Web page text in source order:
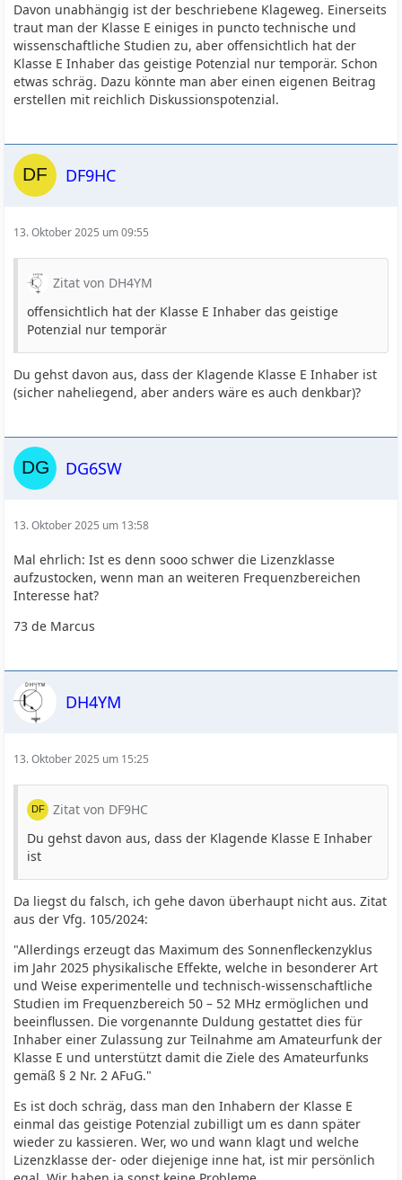
Davon unabhängig ist der beschriebene Klageweg. Einerseits
traut man der Klasse E einiges in puncto technische und
wissenschaftliche Studien zu, aber offensichtlich hat der
Klasse E Inhaber das geistige Potenzial nur temporär. Schon
etwas schräg. Dazu könnte man aber einen eigenen Beitrag
erstellen mit reichlich Diskussionspotenzial.
DF9HC
13. Oktober 2025 um 09:55
Zitat von DH4YM
offensichtlich hat der Klasse E Inhaber das geistige
Potenzial nur temporär
Du gehst davon aus, dass der Klagende Klasse E Inhaber ist
(sicher naheliegend, aber anders wäre es auch denkbar)?
DG6SW
13. Oktober 2025 um 13:58
Mal ehrlich: Ist es denn sooo schwer die Lizenzklasse
aufzustocken, wenn man an weiteren Frequenzbereichen
Interesse hat?
73 de Marcus
DH4YM
13. Oktober 2025 um 15:25
Zitat von DF9HC
Du gehst davon aus, dass der Klagende Klasse E Inhaber
ist
Da liegst du falsch, ich gehe davon überhaupt nicht aus. Zitat
aus der Vfg. 105/2024:
"Allerdings erzeugt das Maximum des Sonnenfleckenzyklus
im Jahr 2025 physikalische Effekte, welche in besonderer Art
und Weise experimentelle und technisch-wissenschaftliche
Studien im Frequenzbereich 50 – 52 MHz ermöglichen und
beeinflussen. Die vorgenannte Duldung gestattet dies für
Inhaber einer Zulassung zur Teilnahme am Amateurfunk der
Klasse E und unterstützt damit die Ziele des Amateurfunks
gemäß § 2 Nr. 2 AFuG."
Es ist doch schräg, dass man den Inhabern der Klasse E
einmal das geistige Potenzial zubilligt um es dann später
wieder zu kassieren. Wer, wo und wann klagt und welche
Lizenzklasse der- oder diejenige inne hat, ist mir persönlich